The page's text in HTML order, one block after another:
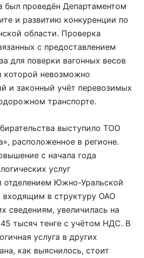
был проведён Департаментом
и развитию конкуренции по
области. Проверка
с предоставлением
для поверки вагонных весов
невозможно
и законный учёт перевозимых
транспорте.
выступило ТОО
расположенное в регионе.
с начала года
услуг
отделением Южно-Уральской
входящим в структуру ОАО
сведениям, увеличилась на
тысяч тенге с учётом НДС. В
услуга в других
как выяснилось, стоит